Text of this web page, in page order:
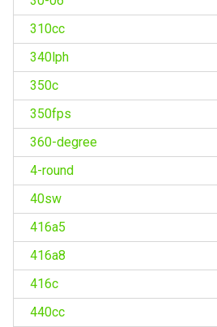
310cc
340lph
350c
350fps
360-degree
4-round
40sw
416a5
416a8
416c
440cc